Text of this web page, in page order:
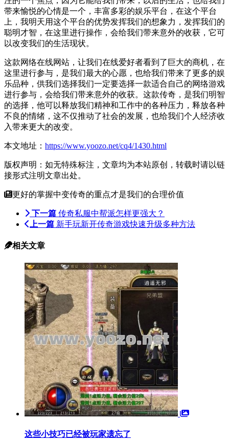
带来愉悦的心情是一个，丰富多彩的娱乐平台，在这个平台
上，我明天用这个平台的优势发挥我们的想象力，发挥我们的
聪明才智，在这里进行操作，会给我们带来意外的收获，它可
以改变我们的生活现状。
这款网络在线网站，让我们在线爱好者看到了巨大的商机，在
这里进行参与，是我们最大的心愿，也给我们带来了更多的娱
乐品种，供我们选择我们一定要选择一款适合自己的网络游戏
进行参与，会给我们带来意外的收获。这款传奇，是我们明智
的选择，他可以释放我们精神和工作中的各种压力，释放各种
不良的情绪，这不仅推动了社会的发展，也给我们个人经济收
入带来更大的改变。
本文地址： https://www.yoozo.net/cq4/1430.html
版权声明：如无特殊标注，文章均为本站原创，转载时请以链
接形式注明文章出处。
更好的掌握中变传奇的重点才是我们的合理价值
下一篇 传奇私服中帮派怎样更强大？
上一篇 新手玩新开传奇游戏快速升级多种方法
相关文章
这些小技巧已经被玩家遗忘了